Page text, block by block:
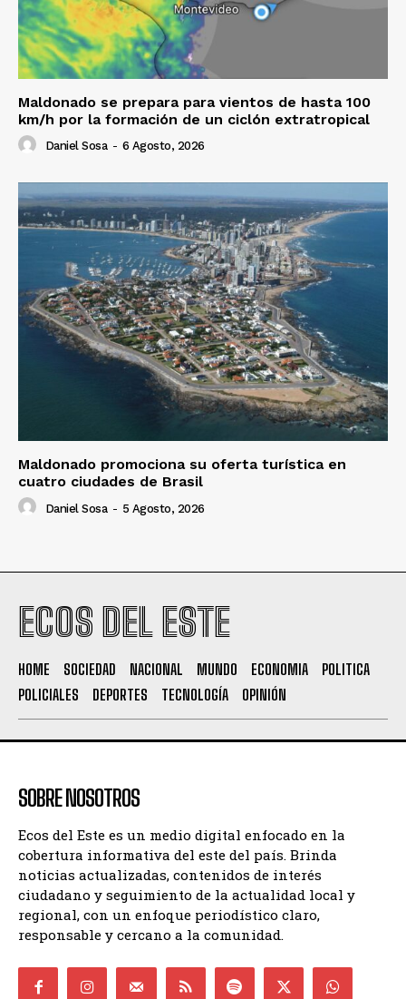
Maldonado se prepara para vientos de hasta 100
km/h por la formación de un ciclón extratropical
Daniel Sosa - 6 Agosto, 2026
Maldonado promociona su oferta turística en
cuatro ciudades de Brasil
Daniel Sosa - 5 Agosto, 2026
ECOS DEL ESTE
HOME SOCIEDAD NACIONAL MUNDO ECONOMIA
POLITICA
POLICIALES
DEPORTES TECNOLOGÍA OPINIÓN
SOBRE NOSOTROS
Ecos del Este es un medio digital enfocado en la
cobertura informativa del este del país. Brinda
noticias actualizadas, contenidos de interés
ciudadano y seguimiento de la actualidad local y
regional, con un enfoque periodístico claro,
responsable y cercano a la comunidad.